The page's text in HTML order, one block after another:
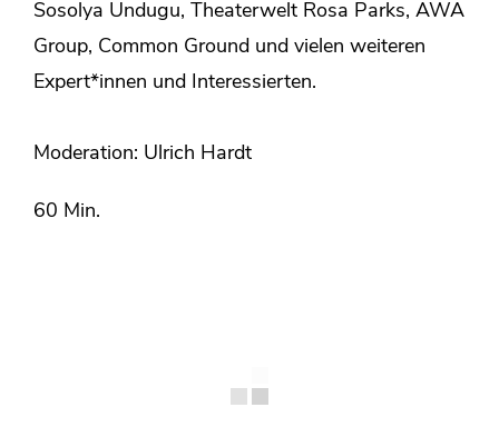
Sosolya Undugu, Theaterwelt Rosa Parks, AWA
Group, Common Ground und vielen weiteren
Expert*innen und Interessierten.
Moderation: Ulrich Hardt
60 Min.